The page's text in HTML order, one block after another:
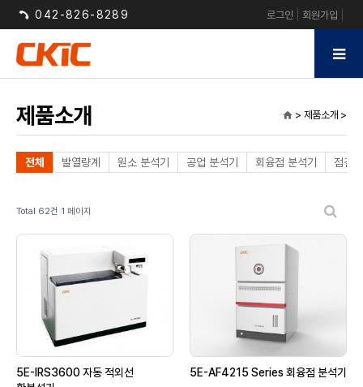
042-826-8289 로그인 회원가입
제품소개 home > 제품소개 >
전체 발열량계 원소 분석기 공업 분석기 회융점 분석기 점결
Total 62건 1 페이지
5E-IRS3600 자동 적외선
5E-AF4215 Series 회융점 분석기